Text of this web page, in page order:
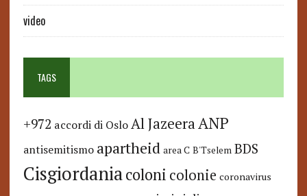
video
TAGS
+972 accordi di Oslo Al JazeeraANP
antisemitismo apartheid area C B'Tselem BDS
Cisgiordaniacoloni colonie coronavirus